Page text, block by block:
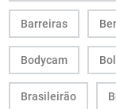
Barreiras
Bodycam
Brasileirão